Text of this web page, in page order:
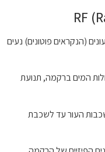
(הנקראים פוטונים) נעים
המים ברקמה, תנועת
העור עד לשכבת